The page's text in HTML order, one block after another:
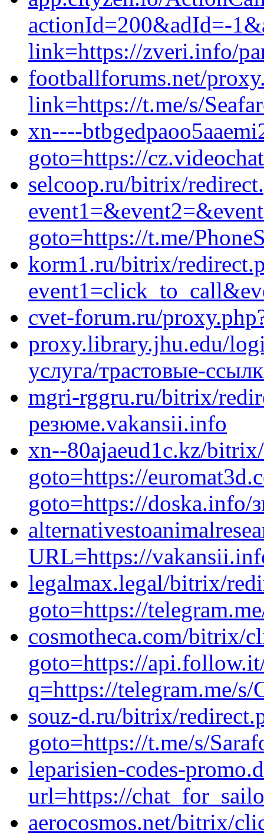
actionId=200&adId=-
link=https://zveri.info/
footballforums.net/
link=https://t.me/s/
xn----
goto=https://
selcoop.ru/bitrix/
goto=https://t.me/
korm1.ru/bitrix/
cvet-forum.ru/
proxy.library.jhu.edu/
услуга/трастовые-
mgri-rggru.ru/bitrix/
резюме.vakansii.info
xn--80ajaeud1c.kz/
goto=https://
goto=https://doska.info/
URL=https://
legalmax.legal/bitrix/
goto=https://
cosmotheca.com/bitrix/
goto=https://
q=https://telegram.me/s/
souz-d.ru/bitrix/
goto=https://t.me/s/
leparisien-codes-
url=https://
aerocosmos.net/bitrix/